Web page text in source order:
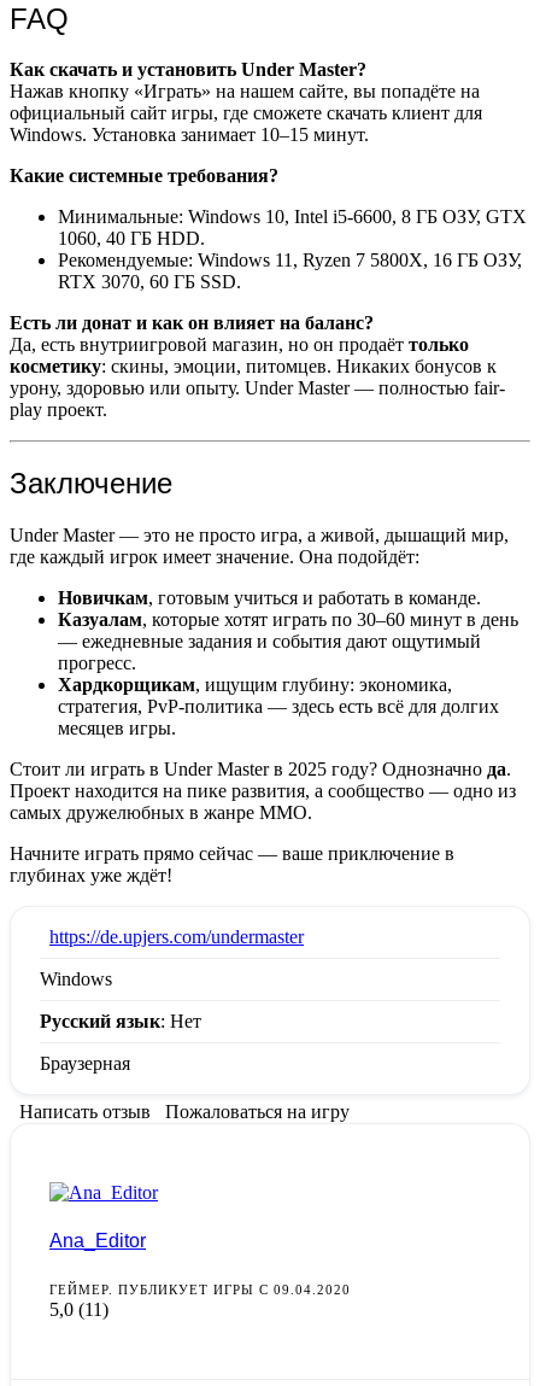
FAQ
Как скачать и установить Under Master?
Нажав кнопку «Играть» на нашем сайте, вы попадёте на
официальный сайт игры, где сможете скачать клиент для
Windows. Установка занимает 10–15 минут.
Какие системные требования?
Минимальные: Windows 10, Intel i5-6600, 8 ГБ ОЗУ, GTX
1060, 40 ГБ HDD.
Рекомендуемые: Windows 11, Ryzen 7 5800X, 16 ГБ ОЗУ,
RTX 3070, 60 ГБ SSD.
Есть ли донат и как он влияет на баланс?
Да, есть внутриигровой магазин, но он продаёт только
косметику: скины, эмоции, питомцев. Никаких бонусов к
урону, здоровью или опыту. Under Master — полностью fair-
play проект.
Заключение
Under Master — это не просто игра, а живой, дышащий мир,
где каждый игрок имеет значение. Она подойдёт:
Новичкам, готовым учиться и работать в команде.
Казуалам, которые хотят играть по 30–60 минут в день
— ежедневные задания и события дают ощутимый
прогресс.
Хардкорщикам, ищущим глубину: экономика,
стратегия, PvP-политика — здесь есть всё для долгих
месяцев игры.
Стоит ли играть в Under Master в 2025 году? Однозначно да.
Проект находится на пике развития, а сообщество — одно из
самых дружелюбных в жанре MMO.
Начните играть прямо сейчас — ваше приключение в
глубинах уже ждёт!
https://de.upjers.com/undermaster
Windows
Русский язык: Нет
Браузерная
Написать отзыв Пожаловаться на игру
Ana_Editor
ГЕЙМЕР. ПУБЛИКУЕТ ИГРЫ С 09.04.2020
5,0 (11)